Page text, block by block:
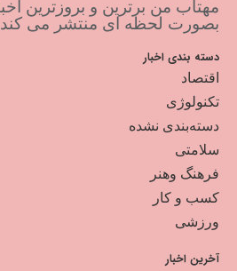
مهتاب من برترین و بروزترین
بصورت لحظه ای منتشر می کند
دسته بندی اخبار
اقتصاد
تکنولوژی
دسته‌بندی نشده
سلامتی
فرهنگ وهنر
کسب و کار
ورزشی
آخرین اخبار